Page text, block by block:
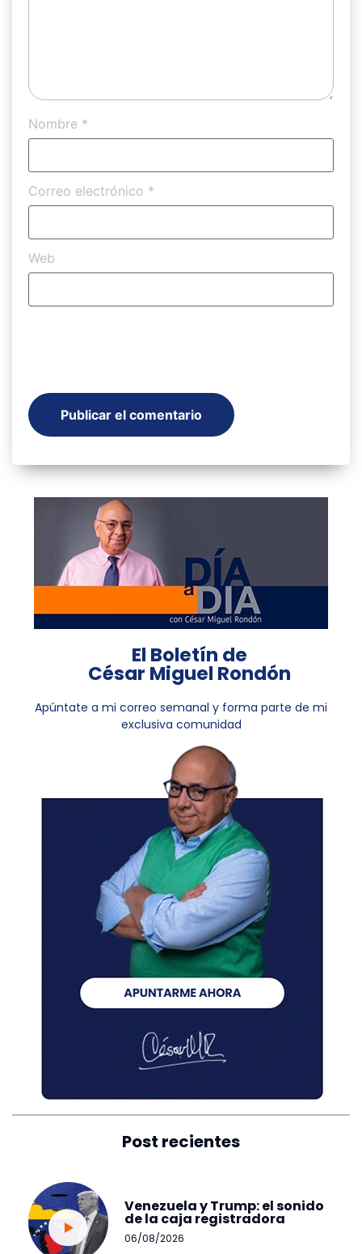
Nombre *
Correo electrónico *
Web
El Boletín de
César Miguel Rondón
Apúntate a mi correo semanal y forma parte de mi
exclusiva comunidad
Post recientes
Venezuela y Trump: el sonido
de la caja registradora
06/08/2026